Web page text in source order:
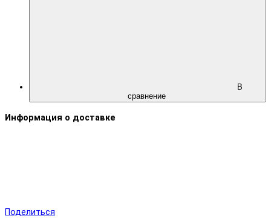
В
сравнение
Информация о доставке
Поделиться